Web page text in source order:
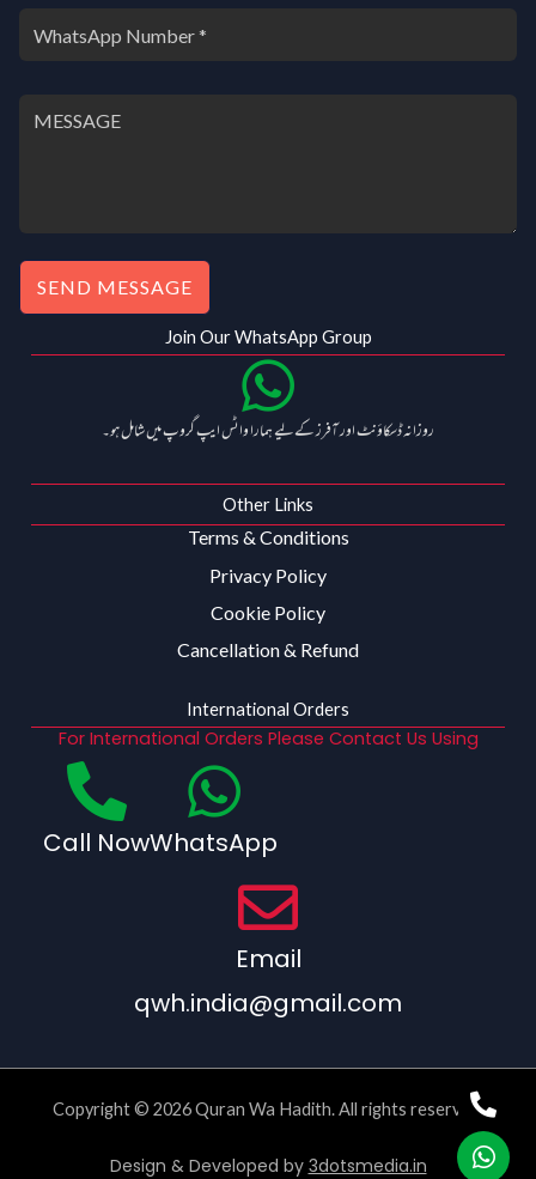
SEND MESSAGE
Join Our WhatsApp Group
روزانہ ڈسکاؤنٹ اور آفرز کے لیے ہمارا واٹس ایپ گروپ میں شامل ہو۔
Other Links
Terms & Conditions
Privacy Policy
Cookie Policy
Cancellation & Refund
International Orders
For International Orders Please Contact Us Using
Call NowWhatsApp
Email
qwh.india@gmail.com
Copyright © 2026 Quran Wa Hadith. All rights reserved.
Design & Developed by 3dotsmedia.in